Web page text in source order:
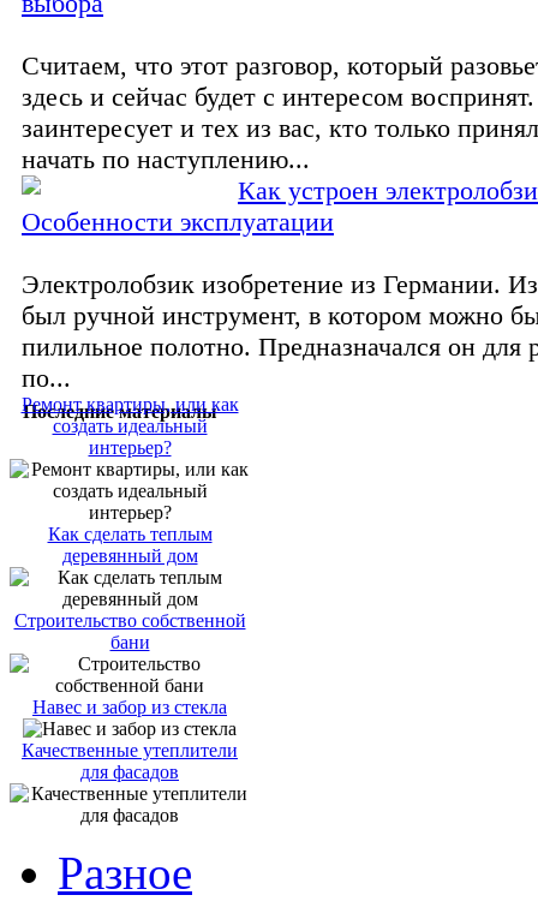
Считаем, что этот разговор, который
здесь и сейчас будет с интересом
заинтересует и тех из вас, кто только
начать по наступлению...
Как устроен
Особенности эксплуатации
Электролобзик изобретение из Германии.
был ручной инструмент, в котором можно
пилильное полотно. Предназначался он для
по...
Последние материалы
Ремонт квартиры, или как
создать идеальный
интерьер?
Как сделать теплым
деревянный дом
Строительство собственной
бани
Навес и забор из стекла
Качественные утеплители
для фасадов
Разное